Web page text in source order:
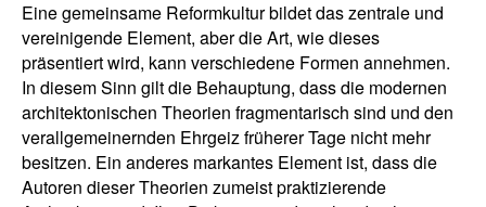
Eine gemeinsame Reformkultur bildet das zentrale und
vereinigende Element, aber die Art, wie dieses
präsentiert wird, kann verschiedene Formen annehmen.
In diesem Sinn gilt die Behauptung, dass die modernen
architektonischen Theorien fragmentarisch sind und den
verallgemeinernden Ehrgeiz früherer Tage nicht mehr
besitzen. Ein anderes markantes Element ist, dass die
Autoren dieser Theorien zumeist praktizierende